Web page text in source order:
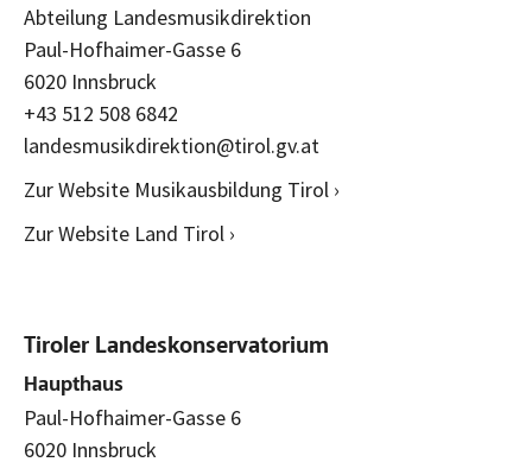
Abteilung Landesmusikdirektion
Paul-Hofhaimer-Gasse 6
6020 Innsbruck
+43 512 508 6842
landesmusikdirektion@tirol.gv.at
Zur Website Musikausbildung Tirol ›
Zur Website Land Tirol ›
Tiroler Landeskonservatorium
Haupthaus
Paul-Hofhaimer-Gasse 6
6020 Innsbruck